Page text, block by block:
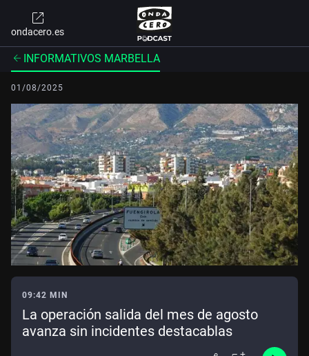
ondacero.es
INFORMATIVOS MARBELLA
01/08/2025
09:42 MIN
La operación salida del mes de agosto
avanza sin incidentes destacablas